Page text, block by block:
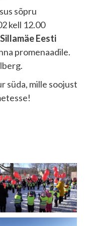
sõpru
kell 12.00
Sillamäe Eesti
promenaadile.
süda, mille soojust